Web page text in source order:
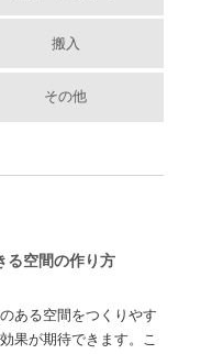
搬入
その他
る空間の作り方
ある空間をつくりやす
果が期待できます。こ